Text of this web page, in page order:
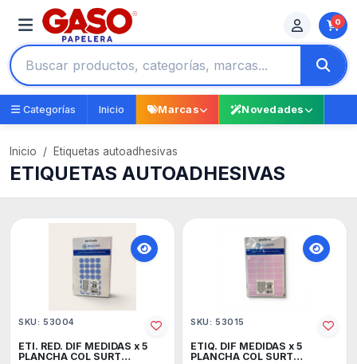
0
Categorías Inicio Marcas Novedades
Inicio Etiquetas autoadhesivas
ETIQUETAS AUTOADHESIVAS
SKU: 53004
ETI. RED. DIF MEDIDAS x 5
PLANCHA COL SURT
SKU: 53015
ETIQ. DIF MEDIDAS x 5
PLANCHA COL SURT